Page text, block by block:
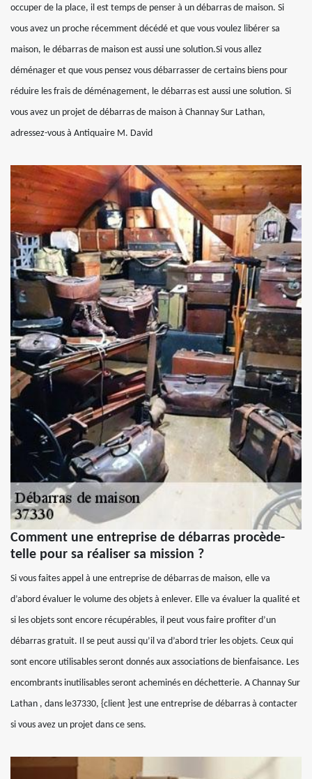
occuper de la place, il est temps de penser à un débarras de maison. Si
vous avez un proche récemment décédé et que vous voulez libérer sa
maison, le débarras de maison est aussi une solution.Si vous allez
déménager et que vous pensez vous débarrasser de certains biens pour
réduire les frais de déménagement, le débarras est aussi une solution. Si
vous avez un projet de débarras de maison à Channay Sur Lathan,
adressez-vous à Antiquaire M. David
Comment une entreprise de débarras procède-
telle pour sa réaliser sa mission ?
Si vous faites appel à une entreprise de débarras de maison, elle va
d’abord évaluer le volume des objets à enlever. Elle va évaluer la qualité et
si les objets sont encore récupérables, il peut vous faire profiter d’un
débarras gratuit. Il se peut aussi qu’il va d’abord trier les objets. Ceux qui
sont encore utilisables seront donnés aux associations de bienfaisance. Les
encombrants inutilisables seront acheminés en déchetterie. A Channay Sur
Lathan , dans le37330, {client }est une entreprise de débarras à contacter
si vous avez un projet dans ce sens.